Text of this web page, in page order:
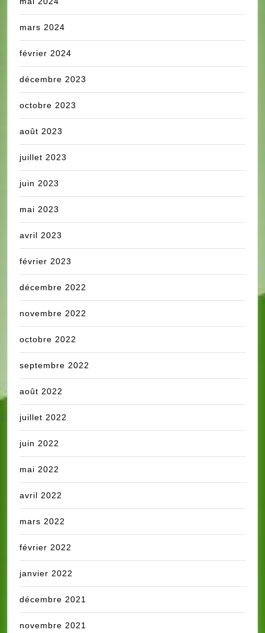
mars 2024
février 2024
décembre 2023
octobre 2023
août 2023
juillet 2023
juin 2023
mai 2023
avril 2023
février 2023
décembre 2022
novembre 2022
octobre 2022
septembre 2022
août 2022
juillet 2022
juin 2022
mai 2022
avril 2022
mars 2022
février 2022
janvier 2022
décembre 2021
novembre 2021